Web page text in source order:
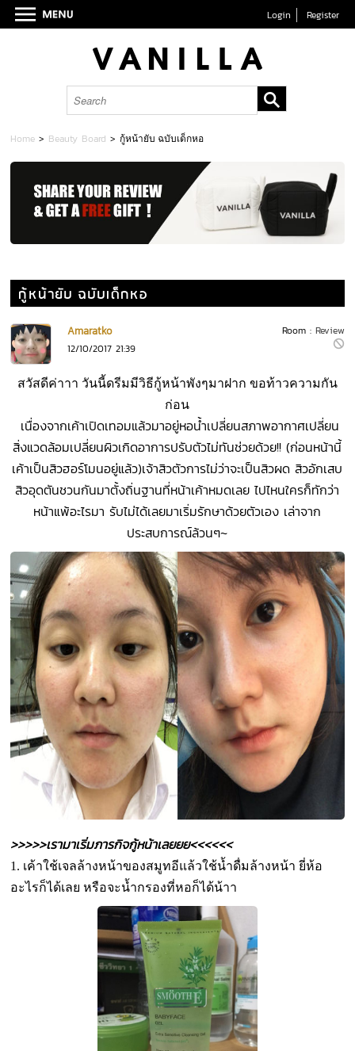
Login Register
Home > Beauty Board > กู้หน้ายับ ฉบับเด็กหอ
กู้หน้ายับ ฉบับเด็กหอ
Room : Review
Amaratko
12/10/2017 21:39
สวัสดีค่าาา วันนี้ดรีมมีวิธีกู้หน้าพังๆมาฝาก ขอท้าวความกัน
ก่อน
เนื่องจากเค้าเปิดเทอมแล้วมาอยู่หอน้ำเปลี่ยนสภาพอากาศเปลี่ยน
สิ่งแวดล้อมเปลี่ยนผิวเกิดอาการปรับตัวไม่ทันช่วยด้วย!! (ก่อนหน้านี้
เค้าเป็นสิวฮอร์โมนอยู่แล้ว)เจ้าสิวตัวการไม่ว่าจะเป็นสิวผด สิวอักเสบ
สิวอุดตันชวนกันมาตั้งถิ่นฐานที่หน้าเค้าหมดเลย ไปไหนใครก็ทักว่า
หน้าแพ้อะไรมา รับไม่ได้เลยมาเริ่มรักษาด้วยตัวเอง เล่าจาก
ประสบการณ์ล้วนๆ~
>>>>>เรามาเริ่มภารกิจกู้หน้าเลยยย<<<<<<
1. เค้าใช้เจลล้างหน้าของสมูทอีแล้วใช้น้ำดื่มล้างหน้า ยี่ห้อ
อะไรก็ได้เลย หรือจะน้ำกรองที่หอก็ได้น้าา